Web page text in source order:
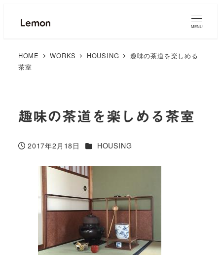
MENU
HOME WORKS HOUSING
趣味の茶道を楽しめる
茶室
趣味の茶道を楽しめる茶室
投稿日
2017年2月18日 カテゴリー
HOUSING